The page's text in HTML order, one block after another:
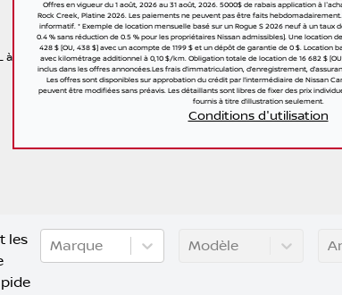
à
Offres en vigueur du 1 août, 2026 au 31 août, 2026. 5000$ de rabais application à
Rock Creek, Platine 2026. Les paiements ne peuvent pas être faits
informatif. * Exemple de location mensuelle basé sur un Rogue S 2026 neuf à un taux
0.4 % sans réduction de 0.5 % pour les propriétaires Nissan admissibles]. Une location
428 $ [OU, 438 $] avec un acompte de 1199 $ et un dépôt de garantie de 0 $. Location
avec kilométrage additionnel à 0,10 $/km. Obligation totale de location de 16 682 $
inclus dans les offres annoncées.Les frais d’immatriculation, d’enregistrement,
Les offres sont disponibles sur approbation du crédit par l’intermédiaire de Nissan
peuvent être modifiées sans préavis. Les détaillants sont libres de fixer des prix
fournis à titre d’illustration seulement.
Conditions d'utilisation
les
Marque Modèle